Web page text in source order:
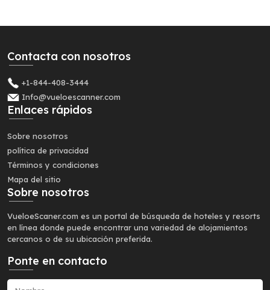
Contacta con nosotros
+1-844-408-3444
Info@vueloescanner.com
Enlaces rápidos
Sobre nosotros
política de privacidad
Términos y condiciones
Mapa del sitio
Sobre nosotros
VueloeScaner.com es un portal de búsqueda de hoteles y resorts
en línea donde puede encontrar una variedad de alojamientos
cercanos o de su ubicación preferida.
Ponte en contacto